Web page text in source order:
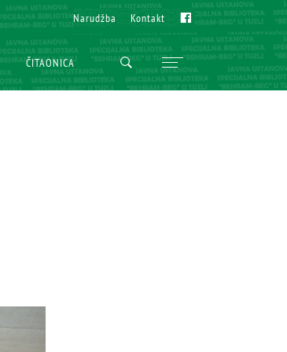
Narudžba
Narudžba Kontakt
Kontakt Fb
Fb
ČITAONICA
ČITAONICA